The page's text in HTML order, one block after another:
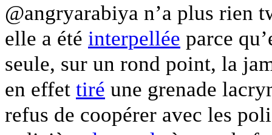
@angryarabiya n’a plus rien
elle a été interpellée parce
seule, sur un rond point, la
en effet tiré une grenade
refus de coopérer avec les